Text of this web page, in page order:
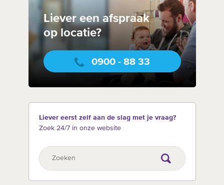
Liever een afspraak
op locatie?
0900 - 88 33
Liever eerst zelf aan de slag met je vraag?
Zoek 24/7 in onze website